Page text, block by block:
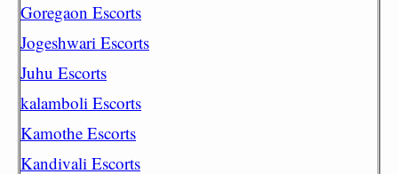
Goregaon Escorts
Jogeshwari Escorts
Juhu Escorts
kalamboli Escorts
Kamothe Escorts
Kandivali Escorts